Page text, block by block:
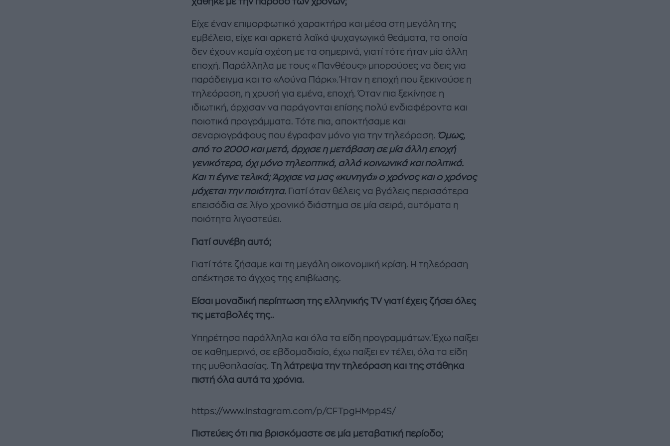
Είχε έναν επιμορφωτικό χαρακτήρα και μέσα στη μεγάλη της
εμβέλεια, είχε και αρκετά λαϊκά ψυχαγωγικά θεάματα, τα οποία
δεν έχουν καμία σχέση με τα σημερινά, γιατί τότε ήταν μία άλλη
εποχή. Παράλληλα με τους «Πανθέους» μπορούσες να δεις για
παράδειγμα και το «Λούνα Πάρκ». Ήταν η εποχή που ξεκινούσε η
τηλεόραση, η χρυσή για εμένα, εποχή. Όταν πια ξεκίνησε η
ιδιωτική, άρχισαν να παράγονται επίσης πολύ ενδιαφέροντα και
ποιοτικά προγράμματα. Τότε πια, αποκτήσαμε και
σεναριογράφους που έγραφαν μόνο για την τηλεόραση. Όμως,
από το 2000 και μετά, άρχισε η μετάβαση σε μία άλλη εποχή
γενικότερα, όχι μόνο τηλεοπτικά, αλλά κοινωνικά και πολιτικά.
Και τι έγινε τελικά; Άρχισε να μας «κυνηγά» ο χρόνος και ο χρόνος
μάχεται την ποιότητα. Γιατί όταν θέλεις να βγάλεις περισσότερα
επεισόδια σε λίγο χρονικό διάστημα σε μία σειρά, αυτόματα η
ποιότητα λιγοστεύει.
Γιατί συνέβη αυτό;
Γιατί τότε ζήσαμε και τη μεγάλη οικονομική κρίση. Η τηλεόραση
απέκτησε το άγχος της επιβίωσης.
Είσαι μοναδική περίπτωση της ελληνικής TV γιατί έχεις ζήσει όλες
τις μεταβολές της..
Yπηρέτησα παράλληλα και όλα τα είδη προγραμμάτων. Έχω παίξει
σε καθημερινό, σε εβδομαδιαίο, έχω παίξει εν τέλει, όλα τα είδη
της μυθοπλασίας. Tη λάτρεψα την τηλεόραση και της στάθηκα
πιστή όλα αυτά τα χρόνια.
https://www.instagram.com/p/CFTpgHMpp4S/
Πιστεύεις ότι πια βρισκόμαστε σε μία μεταβατική περίοδο;